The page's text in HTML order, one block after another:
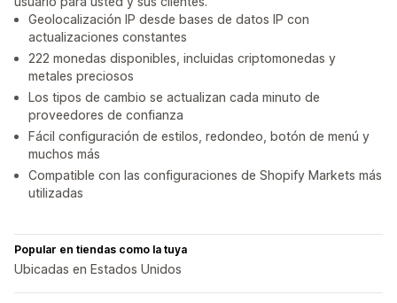
Geolocalización IP desde bases de datos IP con
actualizaciones constantes
222 monedas disponibles, incluidas criptomonedas y
metales preciosos
Los tipos de cambio se actualizan cada minuto de
proveedores de confianza
Fácil configuración de estilos, redondeo, botón de menú y
muchos más
Compatible con las configuraciones de Shopify Markets más
utilizadas
Popular en tiendas como la tuya
Ubicadas en Estados Unidos